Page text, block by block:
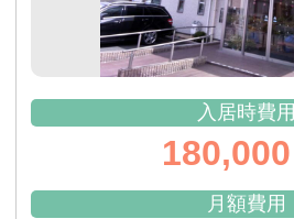
入居時費用
180,000
月額費用